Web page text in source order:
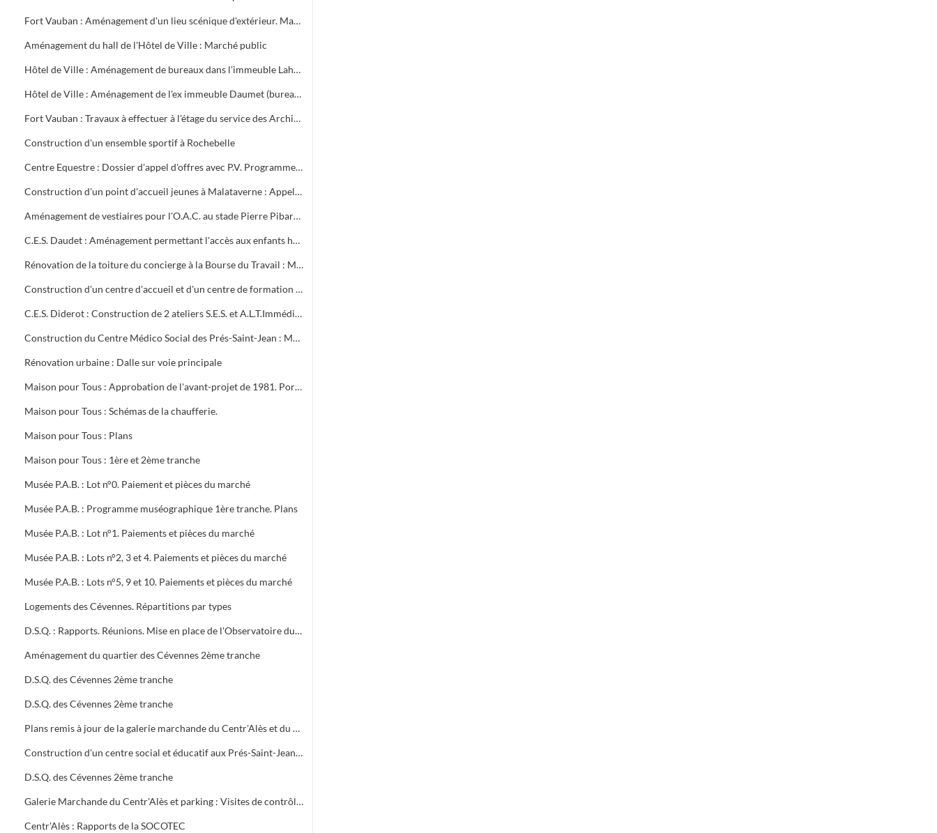
Fort Vauban : Aménagement d'un lieu scénique d'extérieur. Marché public
Aménagement du hall de l'Hôtel de Ville : Marché public
Hôtel de Ville : Aménagement de bureaux dans l'immeuble Lahondès (3 tranches) : Marché public
Hôtel de Ville : Aménagement de l'ex immeuble Daumet (bureaux du 2ème étage Informatique, cave escalier) : Marché public
Fort Vauban : Travaux à effectuer à l'étage du service des Archives. Liste du mobilier à acheter. Installation du Fonds Ancien de la Bibliothèque
Construction d'un ensemble sportif à Rochebelle
Centre Equestre : Dossier d'appel d'offres avec P.V. Programme du concours. Réunions de chantier
Construction d'un point d'accueil jeunes à Malataverne : Appel d'offres
Aménagement de vestiaires pour l'O.A.C. au stade Pierre Pibarot : Estimatif
C.E.S. Daudet : Aménagement permettant l'accès aux enfants handicapés. Projet et marché public
Rénovation de la toiture du concierge à la Bourse du Travail : Marché public
Construction d'un centre d'accueil et d'un centre de formation pour l'O.A.C. Programme
C.E.S. Diderot : Construction de 2 ateliers S.E.S. et A.L.T.Immédiate. Marché public
Construction du Centre Médico Social des Prés-Saint-Jean : Marché public
Rénovation urbaine : Dalle sur voie principale
Maison pour Tous : Approbation de l'avant-projet de 1981. Portrait de Louis Aragon " un éternel printemps ". Calque de l'aménagement intérieur
Maison pour Tous : Schémas de la chaufferie.
Maison pour Tous : Plans
Maison pour Tous : 1ère et 2ème tranche
Musée P.A.B. : Lot n°0. Paiement et pièces du marché
Musée P.A.B. : Programme muséographique 1ère tranche. Plans
Musée P.A.B. : Lot n°1. Paiements et pièces du marché
Musée P.A.B. : Lots n°2, 3 et 4. Paiements et pièces du marché
Musée P.A.B. : Lots n°5, 9 et 10. Paiements et pièces du marché
Logements des Cévennes. Répartitions par types
D.S.Q. : Rapports. Réunions. Mise en place de l'Observatoire du logement du plan local de l'habitat
Aménagement du quartier des Cévennes 2ème tranche
D.S.Q. des Cévennes 2ème tranche
D.S.Q. des Cévennes 2ème tranche
Plans remis à jour de la galerie marchande du Centr'Alès et du parking
Construction d'un centre social et éducatif aux Prés-Saint-Jean Maison du Moulinet : Marché public (2ème tranche)
D.S.Q. des Cévennes 2ème tranche
Galerie Marchande du Centr'Alès et parking : Visites de contrôle de la commission de sécurité
Centr'Alès : Rapports de la SOCOTEC